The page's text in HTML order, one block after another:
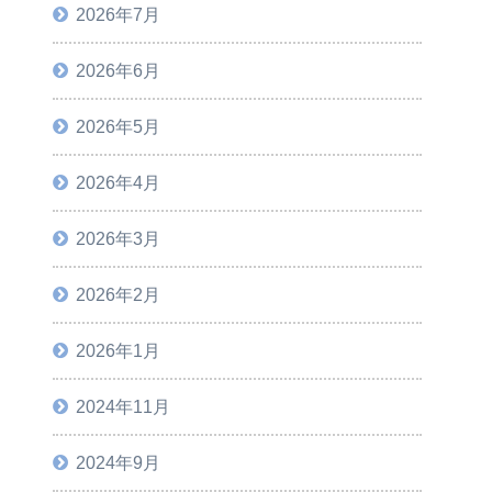
2026年7月
2026年6月
2026年5月
2026年4月
2026年3月
2026年2月
2026年1月
2024年11月
2024年9月